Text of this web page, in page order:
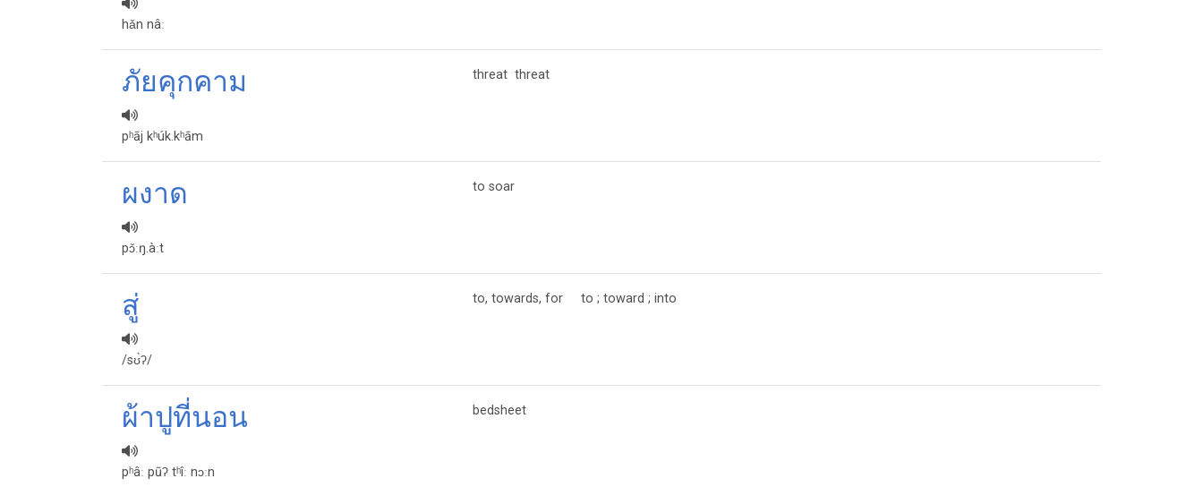
hǎn nâː
ภัย​คุกคาม​
pʰāj kʰúk.kʰām
threat threat
ผงาด
pɔ̌ːŋ.àːt
to soar
สู่
/sʊ̀ʔ/
to, towards, for to ; toward ; into
ผ้าปูที่นอน
pʰâː pūʔ tʰîː nɔːn
bedsheet